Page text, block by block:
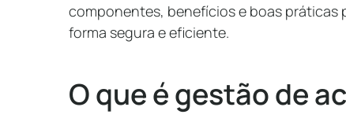
componentes, benefícios e boas práticas
forma segura e eficiente.
O que é gestão de